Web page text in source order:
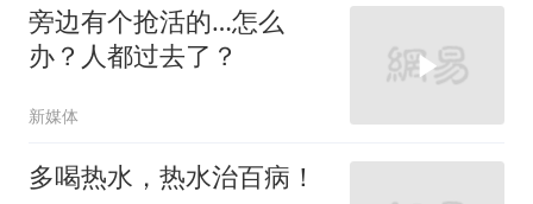
旁边有个抢活的…怎么
办？人都过去了？
新媒体
多喝热水，热水治百病！